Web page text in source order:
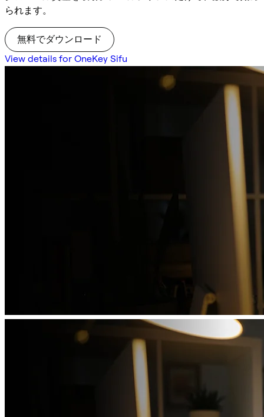
られます。
無料でダウンロード
View details for OneKey Sifu